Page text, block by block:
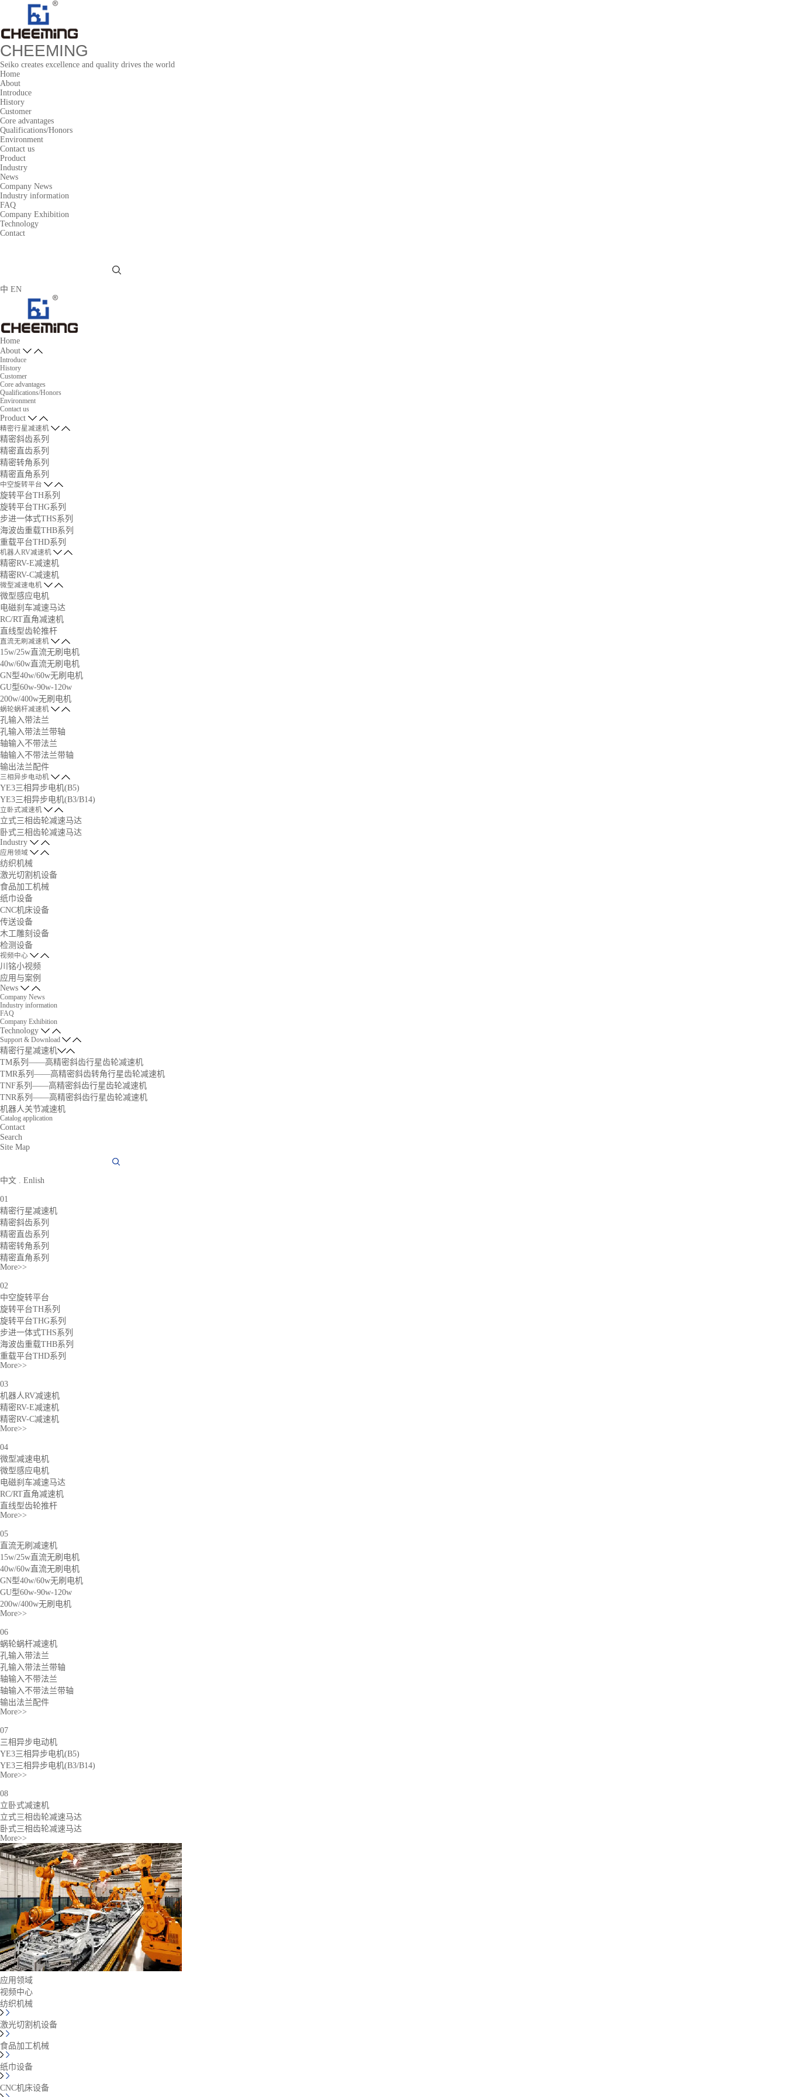
CHEEMING
Seiko creates excellence and quality drives the world
Home
About
Introduce
History
Customer
Core advantages
Qualifications/Honors
Environment
Contact us
Product
Industry
News
Company News
Industry information
FAQ
Company Exhibition
Technology
Contact
中 EN
Home
About
Introduce
History
Customer
Core advantages
Qualifications/Honors
Environment
Contact us
Product
精密行星减速机
精密斜齿系列
精密直齿系列
精密转角系列
精密直角系列
中空旋转平台
旋转平台TH系列
旋转平台THG系列
步进一体式THS系列
海波齿重载THB系列
重载平台THD系列
机器人RV减速机
精密RV-E减速机
精密RV-C减速机
微型减速电机
微型感应电机
电磁刹车减速马达
RC/RT直角减速机
直线型齿轮推杆
直流无刷减速机
15w/25w直流无刷电机
40w/60w直流无刷电机
GN型40w/60w无刷电机
GU型60w-90w-120w
200w/400w无刷电机
蜗轮蜗杆减速机
孔输入带法兰
孔输入带法兰带轴
轴输入不带法兰
轴输入不带法兰带轴
输出法兰配件
三相异步电动机
YE3三相异步电机(B5)
YE3三相异步电机(B3/B14)
立卧式减速机
立式三相齿轮减速马达
卧式三相齿轮减速马达
Industry
应用领域
纺织机械
激光切割机设备
食品加工机械
纸巾设备
CNC机床设备
传送设备
木工雕刻设备
检测设备
视频中心
川铭小视频
应用与案例
News
Company News
Industry information
FAQ
Company Exhibition
Technology
Support & Download
精密行星减速机
TM系列——高精密斜齿行星齿轮减速机
TMR系列——高精密斜齿转角行星齿轮减速机
TNF系列——高精密斜齿行星齿轮减速机
TNR系列——高精密斜齿行星齿轮减速机
机器人关节减速机
Catalog application
Contact
Search
Site Map
中文 . Enlish
01
精密行星减速机
精密斜齿系列
精密直齿系列
精密转角系列
精密直角系列
More>>
02
中空旋转平台
旋转平台TH系列
旋转平台THG系列
步进一体式THS系列
海波齿重载THB系列
重载平台THD系列
More>>
03
机器人RV减速机
精密RV-E减速机
精密RV-C减速机
More>>
04
微型减速电机
微型感应电机
电磁刹车减速马达
RC/RT直角减速机
直线型齿轮推杆
More>>
05
直流无刷减速机
15w/25w直流无刷电机
40w/60w直流无刷电机
GN型40w/60w无刷电机
GU型60w-90w-120w
200w/400w无刷电机
More>>
06
蜗轮蜗杆减速机
孔输入带法兰
孔输入带法兰带轴
轴输入不带法兰
轴输入不带法兰带轴
输出法兰配件
More>>
07
三相异步电动机
YE3三相异步电机(B5)
YE3三相异步电机(B3/B14)
More>>
08
立卧式减速机
立式三相齿轮减速马达
卧式三相齿轮减速马达
More>>
应用领域
视频中心
纺织机械
激光切割机设备
食品加工机械
纸巾设备
CNC机床设备